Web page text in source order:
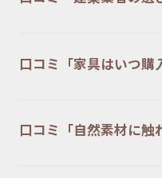
口コミ「家具はいつ購
口コミ「自然素材に触